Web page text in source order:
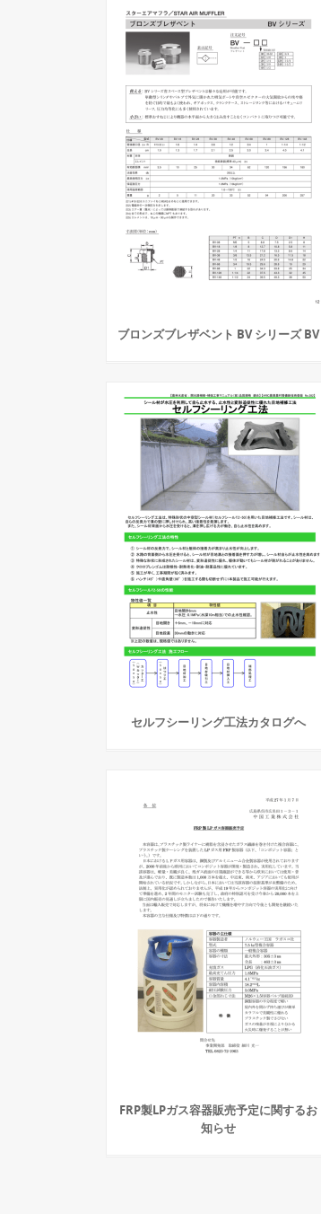
ブロンズブレザベント BV シリーズ BV
セルフシーリング工法カタログへ
FRP製LPガス容器販売予定に関するお
知らせ